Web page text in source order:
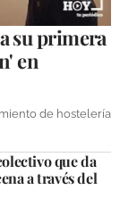
su primera
en
de hostelería
que da
a través del